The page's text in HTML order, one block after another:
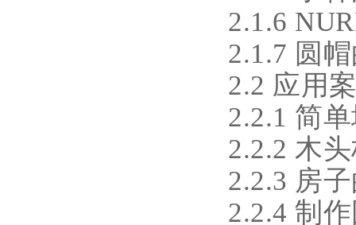
2.1.6
2.1.7 圆
2.2 应用
2.2.1 简
2.2.2 木
2.2.3 房
2.2.4 制